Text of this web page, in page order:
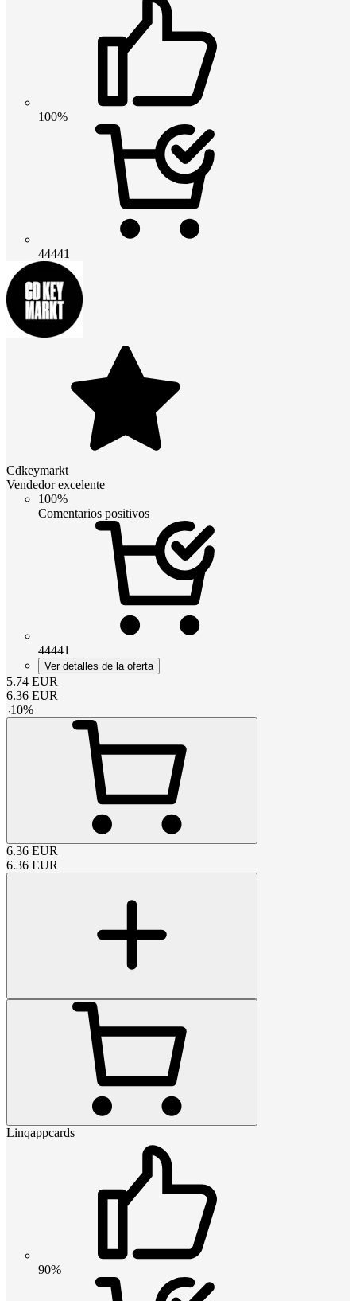
100%
44441
Cdkeymarkt
Vendedor excelente
100%
Comentarios positivos
44441
Ver detalles de la oferta
5.74 EUR
6.36 EUR
-10%
6.36 EUR
6.36 EUR
Linqappcards
90%